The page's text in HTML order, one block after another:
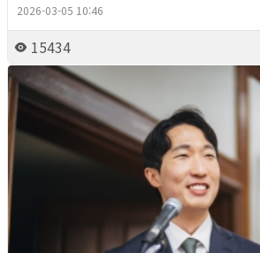
2026-03-05 10:46
15434